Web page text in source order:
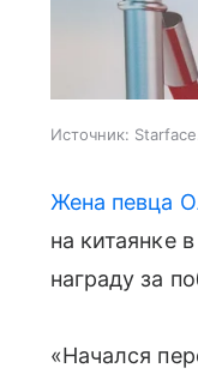
Источник:
Жена певца
на китаянке
награду за
«Начался